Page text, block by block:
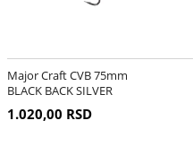
Major Craft CVB 75mm
BLACK BACK SILVER
1.020,00 RSD